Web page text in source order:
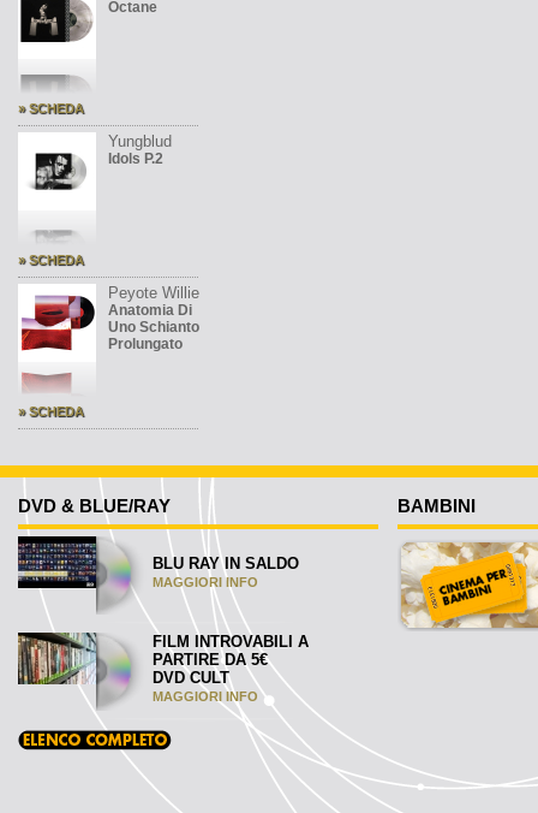
Octane
» SCHEDA
Yungblud
Idols P.2
» SCHEDA
Peyote Willie
Anatomia Di
Uno Schianto
Prolungato
» SCHEDA
DVD & BLUE/RAY
BLU RAY IN SALDO
MAGGIORI INFO
FILM INTROVABILI A
PARTIRE DA 5€
DVD CULT
MAGGIORI INFO
BAMBINI